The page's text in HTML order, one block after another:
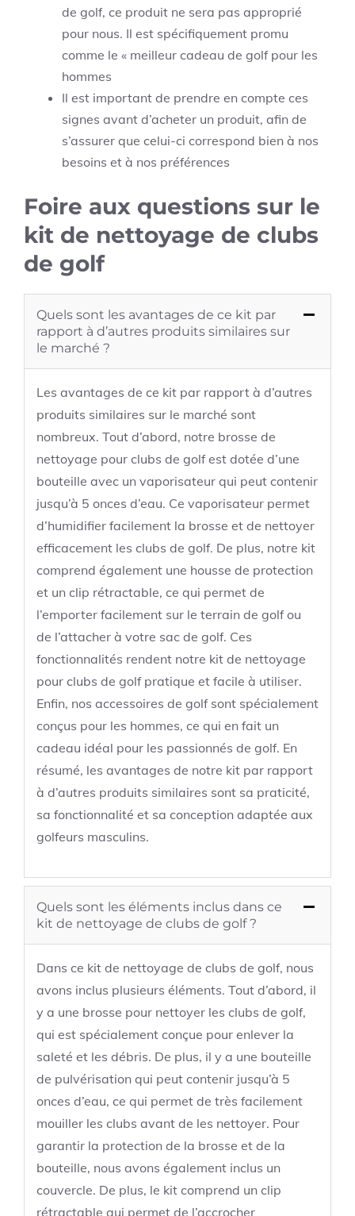
de golf, ce produit ne sera pas approprié
pour nous. Il est spécifiquement promu
comme le « meilleur cadeau de golf pour les
hommes
Il est important de prendre en compte ces
signes avant d’acheter un produit, afin de
s’assurer que celui-ci correspond bien à nos
besoins et à nos préférences
Foire aux questions sur le
kit de nettoyage de clubs
de golf
Quels sont les avantages de ce kit par
rapport à d’autres produits similaires sur
le marché ?
Les avantages de ce kit par rapport à d’autres
produits similaires sur le marché sont
nombreux. Tout d’abord, notre brosse de
nettoyage pour clubs de golf est dotée d’une
bouteille avec un vaporisateur qui peut contenir
jusqu’à 5 onces d’eau. Ce vaporisateur permet
d’humidifier facilement la brosse et de nettoyer
efficacement les clubs de golf. De plus, notre kit
comprend également une housse de protection
et un clip rétractable, ce qui permet de
l’emporter facilement sur le terrain de golf ou
de l’attacher à votre sac de golf. Ces
fonctionnalités rendent notre kit de nettoyage
pour clubs de golf pratique et facile à utiliser.
Enfin, nos accessoires de golf sont spécialement
conçus pour les hommes, ce qui en fait un
cadeau idéal pour les passionnés de golf. En
résumé, les avantages de notre kit par rapport
à d’autres produits similaires sont sa praticité,
sa fonctionnalité et sa conception adaptée aux
golfeurs masculins.
Quels sont les éléments inclus dans ce
kit de nettoyage de clubs de golf ?
Dans ce kit de nettoyage de clubs de golf, nous
avons inclus plusieurs éléments. Tout d’abord, il
y a une brosse pour nettoyer les clubs de golf,
qui est spécialement conçue pour enlever la
saleté et les débris. De plus, il y a une bouteille
de pulvérisation qui peut contenir jusqu’à 5
onces d’eau, ce qui permet de très facilement
mouiller les clubs avant de les nettoyer. Pour
garantir la protection de la brosse et de la
bouteille, nous avons également inclus un
couvercle. De plus, le kit comprend un clip
rétractable qui permet de l’accrocher